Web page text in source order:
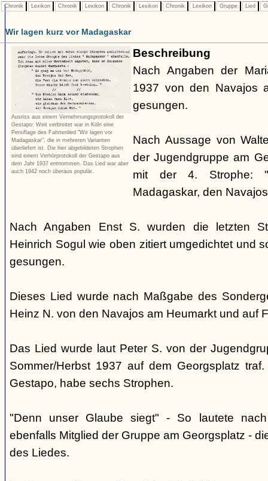
Chronik Lexikon Chronik Lexikon Chronik Lexikon Chronik Lexikon Gruppe Lied
Wir lagen kurz vor Madagaskar
Ausriss aus einem Vernehmungsprotokoll der
Gestapo: Weit verbreitet war in Köln eine
Persiflage des Fahrtenlied "Wir lagen vor
Madagaskar", die in mehreren Varianten
überliefert ist. Die hier abgebildeten Strophen
sind einem Verhörprotokoll der Gestapo aus
dem Jahr 1937 entnommen. Das Lied war aber
auch 1942 noch überaus populär.
Beschreibung
Nach Angaben der
1937 von den Navajos
gesungen.
Nach Aussage von
der Jugendgruppe am
mit der 4. Strophe:
Madagaskar, den
Nach Angaben Enst S. wurden die letzten
Heinrich Sogul wie oben zitiert umgedichtet und
gesungen.
Dieses Lied wurde nach Maßgabe des
Heinz N. von den Navajos am Heumarkt und auf
Das Lied wurde laut Peter S. von der
Sommer/Herbst 1937 auf dem Georgsplatz
Gestapo, habe sechs Strophen.
"Denn unser Glaube siegt" - So lautete
ebenfalls Mitglied der Gruppe am Georgsplatz -
des Liedes.